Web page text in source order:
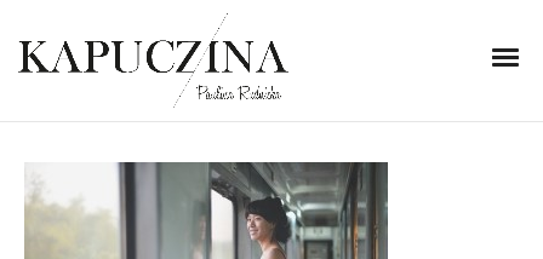
26 sierpnia 2014
01_zps3f9805c1
Written by